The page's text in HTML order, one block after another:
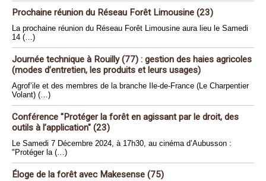
Prochaine réunion du Réseau Forêt Limousine (23)
La prochaine réunion du Réseau Forêt Limousine aura lieu le Samedi
14 (…)
Journée technique à Rouilly (77) : gestion des haies agricoles
(modes d’entretien, les produits et leurs usages)
Agrof’ile et des membres de la branche Ile-de-France (Le Charpentier
Volant) (…)
Conférence "Protéger la forêt en agissant par le droit, des
outils à l’application" (23)
Le Samedi 7 Décembre 2024, à 17h30, au cinéma d’Aubusson :
"Protéger la (…)
Éloge de la forêt avec Makesense (75)